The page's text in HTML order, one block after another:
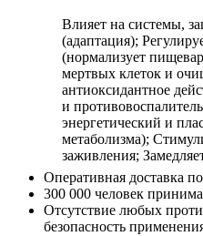
Влияет на системы,
(адаптация);
(нормализует
мертвых клеток и
антиоксидантное
и
энергетический и
метаболизма);
заживления;
Оперативная доставка
300 000 человек
Отсутствие любых
безопасность